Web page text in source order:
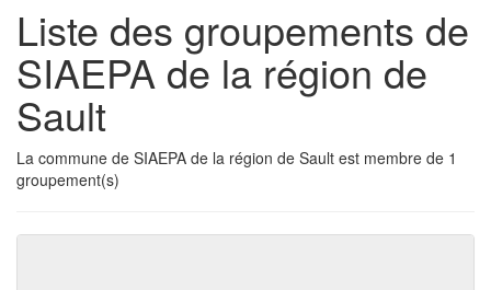
Liste des groupements de
SIAEPA de la région de
Sault
La commune de SIAEPA de la région de Sault est membre de 1
groupement(s)